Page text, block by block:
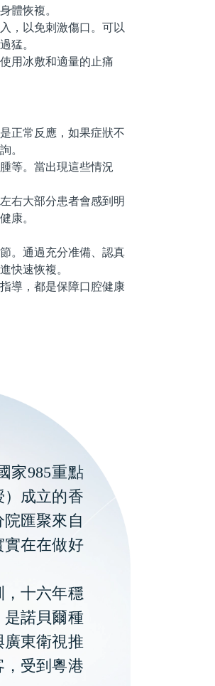
體恢複。
，以免刺激傷口。可以
猛。
用冰敷和適量的止痛
正常反應，如果症狀不
。
等。當出現這些情況
右大部分患者會感到明
康。
。通過充分准備、認真
快速恢複。
導，都是保障口腔健康
家985重點
成立的香
匯聚來自
實在在做好
十六年穩
是諾貝爾種
東衛視推
受到粵港